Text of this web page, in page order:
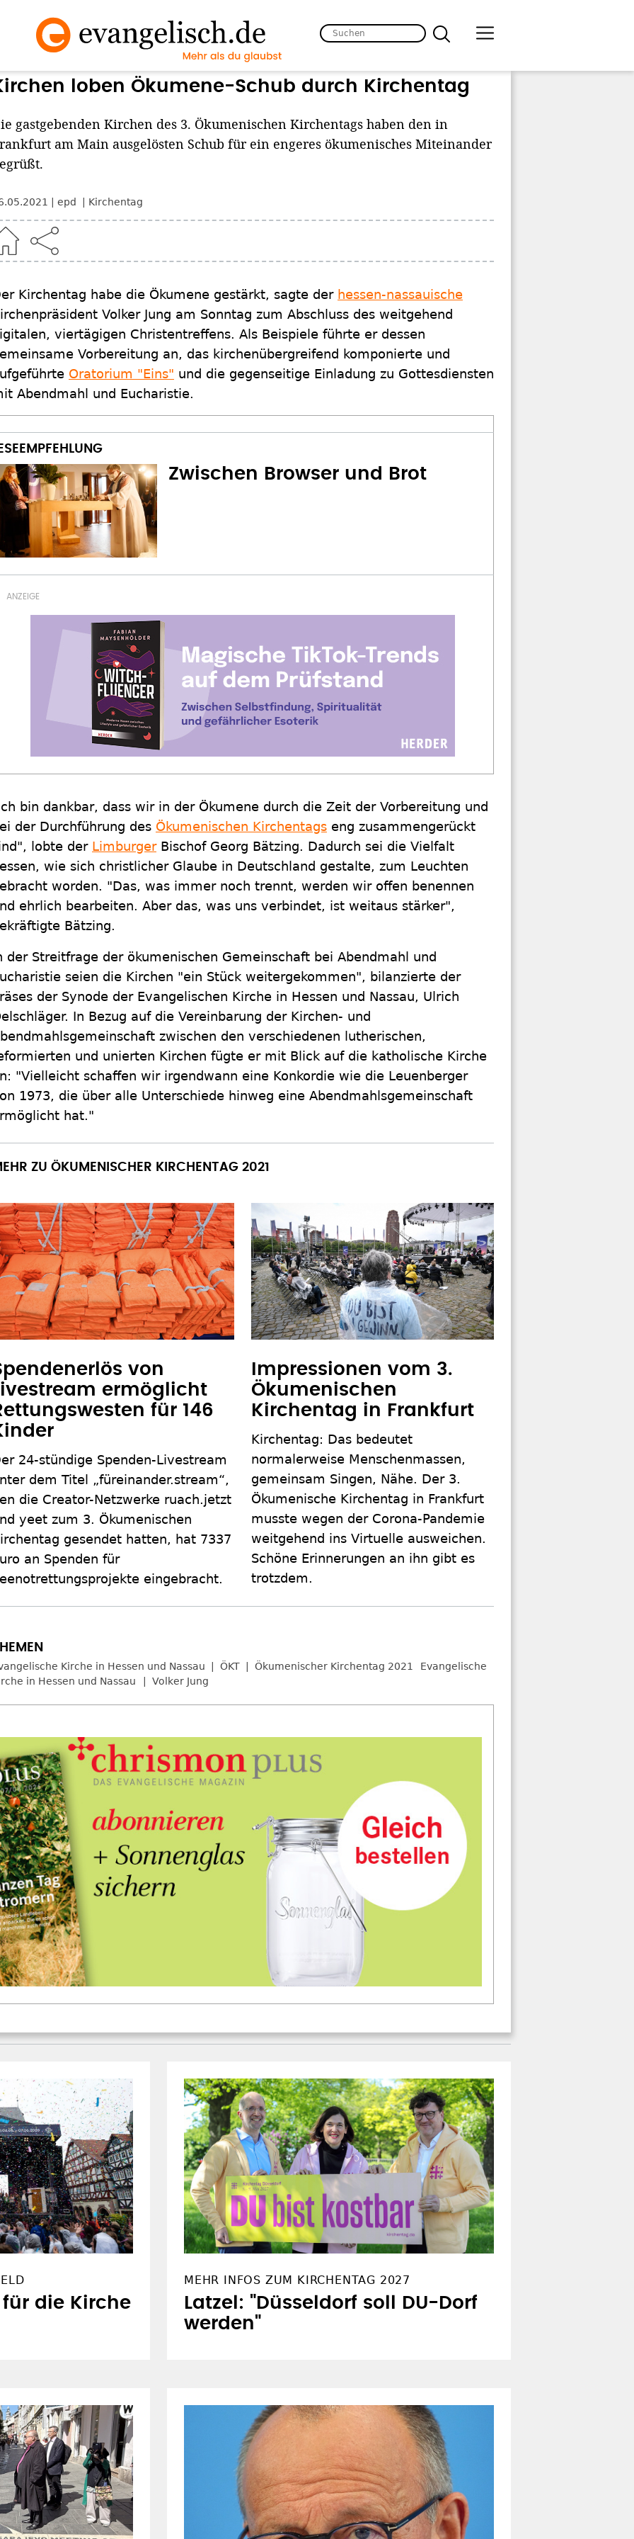
loben Ökumene-Schub durch Kirchentag
gastgebenden Kirchen des 3. Ökumenischen Kirchentags haben den in
am Main ausgelösten Schub für ein engeres ökumenisches Miteinander
epd Kirchentag
Kirchentag habe die Ökumene gestärkt, sagte der hessen-nassauische
Volker Jung am Sonntag zum Abschluss des weitgehend
viertägigen Christentreffens. Als Beispiele führte er dessen
Vorbereitung an, das kirchenübergreifend komponierte und
Oratorium "Eins" und die gegenseitige Einladung zu Gottesdiensten
Abendmahl und Eucharistie.
Zwischen Browser und Brot
bin dankbar, dass wir in der Ökumene durch die Zeit der Vorbereitung und
der Durchführung des Ökumenischen Kirchentags eng zusammengerückt
lobte der LimburgerBischof Georg Bätzing. Dadurch sei die Vielfalt
wie sich christlicher Glaube in Deutschland gestalte, zum Leuchten
worden. "Das, was immer noch trennt, werden wir offen benennen
ehrlich bearbeiten. Aber das, was uns verbindet, ist weitaus stärker",
Bätzing.
der Streitfrage der ökumenischen Gemeinschaft bei Abendmahl und
seien die Kirchen "ein Stück weitergekommen", bilanzierte der
der Synode der Evangelischen Kirche in Hessen und Nassau, Ulrich
In Bezug auf die Vereinbarung der Kirchen- und
zwischen den verschiedenen lutherischen,
und unierten Kirchen fügte er mit Blick auf die katholische Kirche
"Vielleicht schaffen wir irgendwann eine Konkordie wie die Leuenberger
1973, die über alle Unterschiede hinweg eine Abendmahlsgemeinschaft
hat."
ZU ÖKUMENISCHER KIRCHENTAG 2021
von
ermöglicht
für 146
24-stündige Spenden-Livestream
dem Titel „füreinander.stream“,
die Creator-Netzwerke ruach.jetzt
yeet zum 3. Ökumenischen
gesendet hatten, hat 7337
an Spenden für
eingebracht.
Impressionen vom 3.
Ökumenischen
Kirchentag in Frankfurt
Kirchentag: Das bedeutet
normalerweise Menschenmassen,
gemeinsam Singen, Nähe. Der 3.
Ökumenische Kirchentag in Frankfurt
musste wegen der Corona-Pandemie
weitgehend ins Virtuelle ausweichen.
Schöne Erinnerungen an ihn gibt es
trotzdem.
Kirche in Hessen und Nassau ÖKT Ökumenischer Kirchentag 2021
Evangelische
in Hessen und Nassau
Volker Jung
die Kirche
MEHR INFOS ZUM KIRCHENTAG 2027
Latzel: "Düsseldorf soll DU-Dorf
werden"